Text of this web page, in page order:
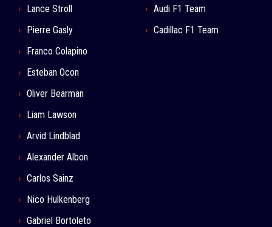
Lance Stroll
Pierre Gasly
Franco Colapino
Esteban Ocon
Oliver Bearman
Liam Lawson
Arvid Lindblad
Alexander Albon
Carlos Sainz
Nico Hulkenberg
Gabriel Bortoleto
Audi F1 Team
Cadillac F1 Team